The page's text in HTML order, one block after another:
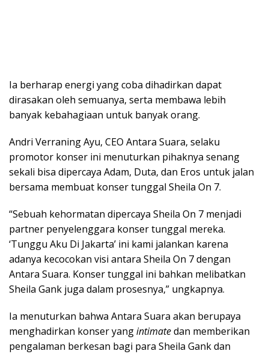
Ia berharap energi yang coba dihadirkan dapat
dirasakan oleh semuanya, serta membawa lebih
banyak kebahagiaan untuk banyak orang.
Andri Verraning Ayu, CEO Antara Suara, selaku
promotor konser ini menuturkan pihaknya senang
sekali bisa dipercaya Adam, Duta, dan Eros untuk jalan
bersama membuat konser tunggal Sheila On 7.
“Sebuah kehormatan dipercaya Sheila On 7 menjadi
partner penyelenggara konser tunggal mereka.
‘Tunggu Aku Di Jakarta’ ini kami jalankan karena
adanya kecocokan visi antara Sheila On 7 dengan
Antara Suara. Konser tunggal ini bahkan melibatkan
Sheila Gank juga dalam prosesnya,” ungkapnya.
Ia menuturkan bahwa Antara Suara akan berupaya
menghadirkan konser yangintimatedan memberikan
pengalaman berkesan bagi para Sheila Gank dan